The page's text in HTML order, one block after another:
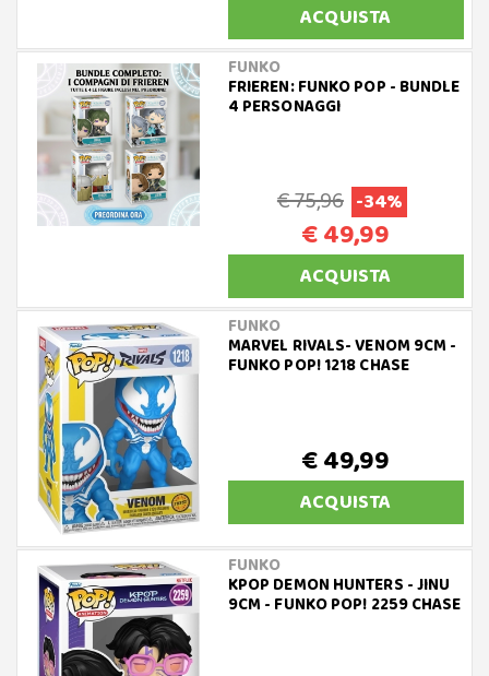
ACQUISTA
FUNKO
FRIEREN: FUNKO POP - BUNDLE
4 PERSONAGGI
€ 75,96 -34%
€ 49,99
ACQUISTA
FUNKO
MARVEL RIVALS- VENOM 9CM -
FUNKO POP! 1218 CHASE
€ 49,99
ACQUISTA
FUNKO
KPOP DEMON HUNTERS - JINU
9CM - FUNKO POP! 2259 CHASE